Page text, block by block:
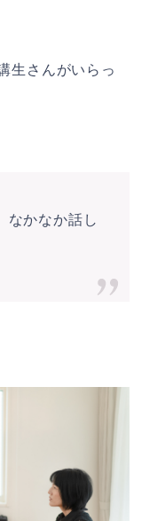
生さんがいらっ
なかなか話し